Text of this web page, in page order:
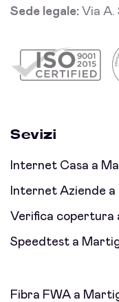
Sede legale: Via A.
Sevizi
Internet Casa a
Internet Aziende
Verifica copertura
Speedtest a
Fibra FWA a